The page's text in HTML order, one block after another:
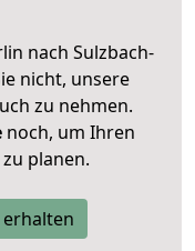
nach Sulzbach-
nicht, unsere
zu nehmen.
noch, um Ihren
zu planen.